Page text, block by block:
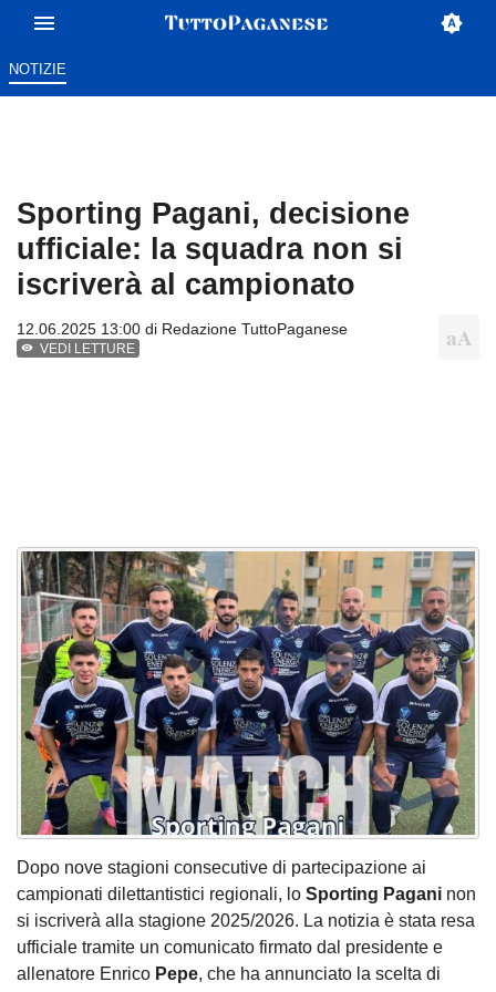
NOTIZIE
Sporting Pagani, decisione
ufficiale: la squadra non si
iscriverà al campionato
12.06.2025 13:00 di Redazione TuttoPaganese
VEDI LETTURE
Dopo nove stagioni consecutive di partecipazione ai
campionati dilettantistici regionali, lo Sporting Pagani non
si iscriverà alla stagione 2025/2026. La notizia è stata resa
ufficiale tramite un comunicato firmato dal presidente e
allenatore Enrico Pepe, che ha annunciato la scelta di